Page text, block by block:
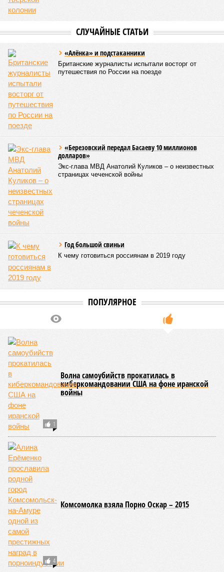
СЛУЧАЙНЫЕ СТАТЬИ
«Алёнка» и подстаканники
Британские журналисты испытали восторг от
путешествия по России на поезде
«Березовский передал Басаеву 10 миллионов
долларов»
Экс-глава МВД Анатолий Куликов – о неизвестных
страницах чеченской войны
Год большой свиньи
К чему готовиться россиянам в 2019 году
ПОПУЛЯРНОЕ
1
Волна самоубийств прокатилась в
киберкомандовании США на фоне иранской
войны
4
Комсомолка взяла Порно Оскар – 2015